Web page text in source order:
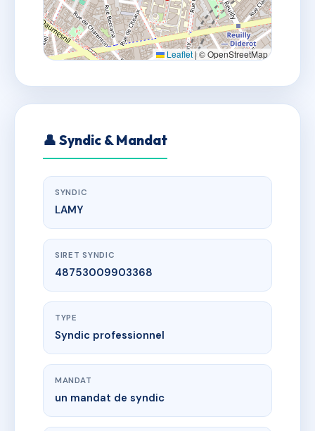
Leaflet | © OpenStreetMap
👤 Syndic & Mandat
SYNDIC
LAMY
SIRET SYNDIC
48753009903368
TYPE
Syndic professionnel
MANDAT
un mandat de syndic